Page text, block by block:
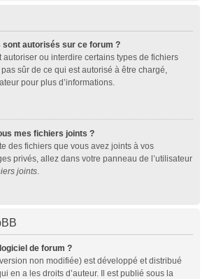
autorisés sur ce forum ?
autoriser ou interdire certains types de fichiers
pas sûr de ce qui est autorisé à être chargé,
pour plus d’informations.
mes fichiers joints ?
des fichiers que vous avez joints à vos
privés, allez dans votre panneau de l’utilisateur
joints.
de forum ?
non modifiée) est développé et distribué
en a les droits d’auteur. Il est publié sous la